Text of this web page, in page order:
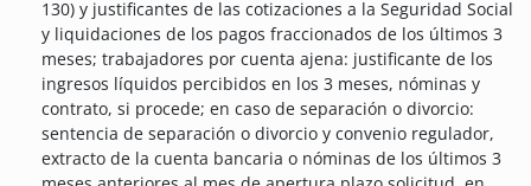
130) y justificantes de las cotizaciones a la Seguridad Social
y liquidaciones de los pagos fraccionados de los últimos 3
meses; trabajadores por cuenta ajena: justificante de los
ingresos líquidos percibidos en los 3 meses, nóminas y
contrato, si procede; en caso de separación o divorcio:
sentencia de separación o divorcio y convenio regulador,
extracto de la cuenta bancaria o nóminas de los últimos 3